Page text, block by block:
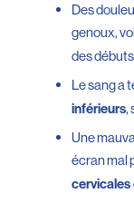
Des
genoux,
des
Le sang a
inférieurs,
Une
écran mal
cervicales